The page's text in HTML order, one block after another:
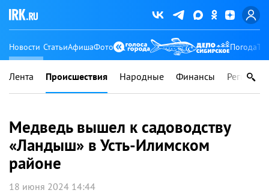
Новости СтатьиАфишаФото Погода
Лента Происшествия Народные Финансы Регионы
Медведь вышел к садоводству
«Ландыш» в Усть-Илимском
районе
18 июня 2024 14:44